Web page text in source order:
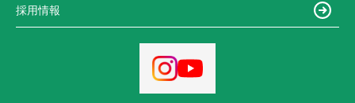
採用情報